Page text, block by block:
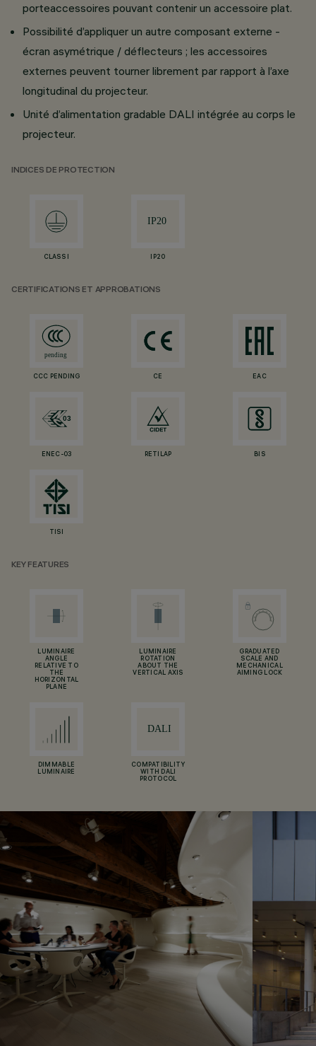
porteaccessoires pouvant contenir un accessoire plat.
Possibilité d’appliquer un autre composant externe -
écran asymétrique / déflecteurs ; les accessoires
externes peuvent tourner librement par rapport à l’axe
longitudinal du projecteur.
Unité d’alimentation gradable DALI intégrée au corps le
projecteur.
INDICES DE PROTECTION
CLASS I IP20
CERTIFICATIONS ET APPROBATIONS
CCC PENDING CE EAC
ENEC-03 RETILAP BIS
TISI
KEY FEATURES
LUMINAIRE
ANGLE
RELATIVE TO
THE
HORIZONTAL
PLANE
LUMINAIRE
ROTATION
ABOUT THE
VERTICAL AXIS
GRADUATED
SCALE AND
MECHANICAL
AIMING LOCK
DIMMABLE
LUMINAIRE
COMPATIBILITY
WITH DALI
PROTOCOL